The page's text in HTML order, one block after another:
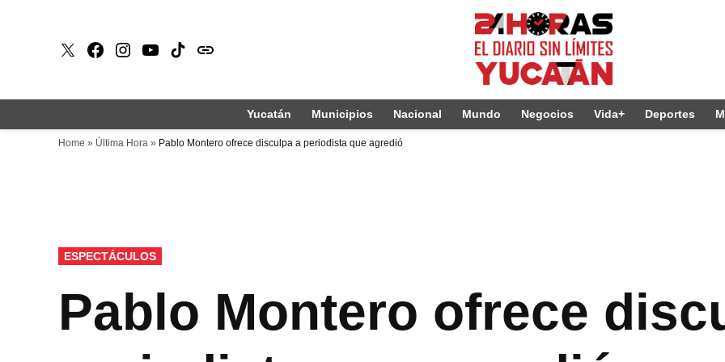
X Faceboook
Instagram
Youtube
Tiktokissuu
Yucatán Municipios Nacional Mundo Negocios Vida+ Deportes
Home » Última Hora » Pablo Montero ofrece disculpa a periodista que agredió
PUBLICADO
EN
ESPECTÁCULOS
Pablo Montero ofrece